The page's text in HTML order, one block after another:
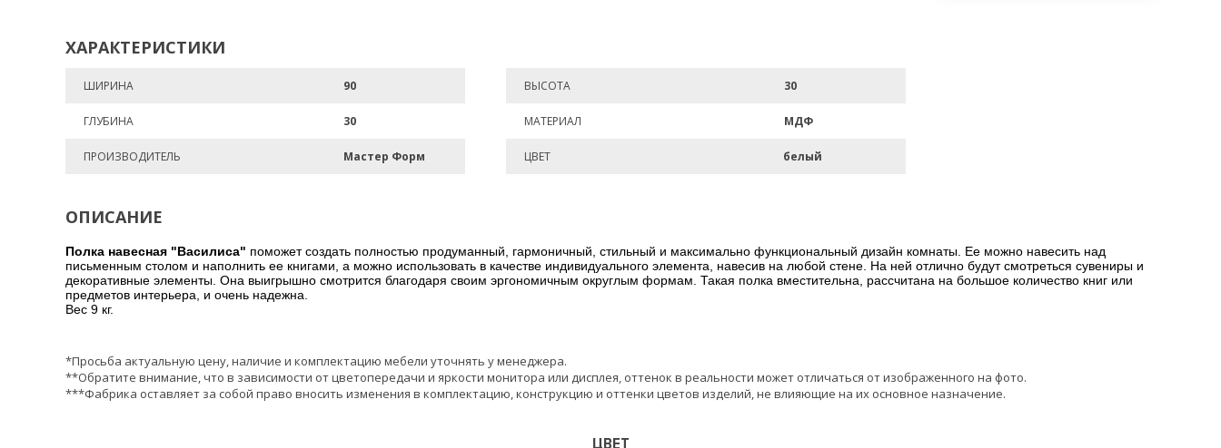
ХАРАКТЕРИСТИКИ
ШИРИНА 90 ВЫСОТА 30
ГЛУБИНА 30 МАТЕРИАЛ МДФ
ПРОИЗВОДИТЕЛЬ Мастер Форм ЦВЕТ белый
ОПИСАНИЕ
Полка навесная "Василиса" поможет создать полностью продуманный, гармоничный, стильный и максимально функциональный дизайн комнаты. Ее можно навесить над
письменным столом и наполнить ее книгами, а можно использовать в качестве индивидуального элемента, навесив на любой стене. На ней отлично будут смотреться сувениры и
декоративные элементы. Она выигрышно смотрится благодаря своим эргономичным округлым формам. Такая полка вместительна, рассчитана на большое количество книг или
предметов интерьера, и очень надежна.
Вес 9 кг.
*Просьба актуальную цену, наличие и комплектацию мебели уточнять у менеджера.
**Обратите внимание, что в зависимости от цветопередачи и яркости монитора или дисплея, оттенок в реальности может отличаться от изображенного на фото.
***Фабрика оставляет за собой право вносить изменения в комплектацию, конструкцию и оттенки цветов изделий, не влияющие на их основное назначение.
ЦВЕТ